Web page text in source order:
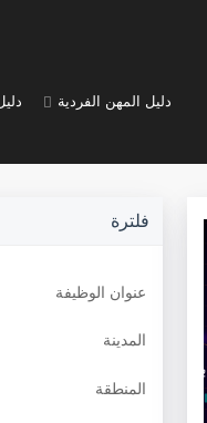
دليل المهن الفردية
فلترة
عنوان الوظيفة
المدينة
المنطقة